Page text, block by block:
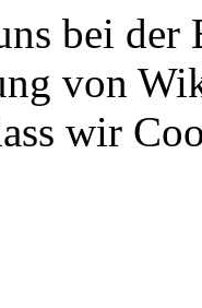
bei
von
wir